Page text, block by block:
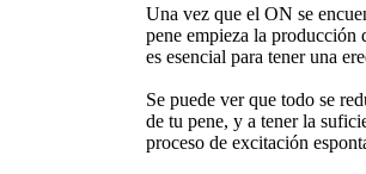
Una vez que el ON se
pene empieza la producción
es esencial para tener una
Se puede ver que todo se
de tu pene, y a tener la
proceso de excitación